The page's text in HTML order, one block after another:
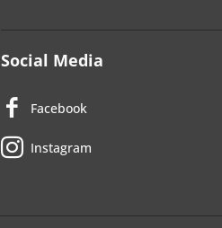
Social Media
Facebook
Instagram